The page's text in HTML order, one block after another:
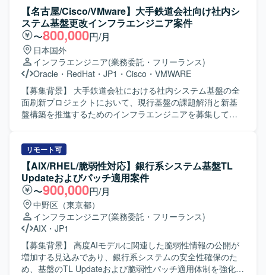
ッショナルを増員募集しております。 【作業内容】 現行の
基幹システム（SAP ECC6.0）および周辺システム群の運用
保守をご担当いただきます。具体的には、IDや権限管理、
パラメータやマスタ設定、組織改編対応などのSAP運用保
守、Tivoliを用いたジョブ管理や異常時のリラン・リカバリ
対応、障害発生時の原因切り分け・分析・恒久および暫定
対策の実施、SAPリモート保守に関する運用サポート、定
期バックアップや容量管理などを行っていただきます。ま
た、SVF、Anytran、HULFT、VBなどの周辺連携ツールの
設定やエラー対応、給与・賞与連携や社外伝送などの連携
ジェクトにおいて、移設計画の立案、設計、展開サポート
などインフラ移行対応も実施していただきます。 【求める
人物像】 基幹システムの安定稼働を意識しながら、インフ
ラとアプリケーションの両面から主体的に課題を発見し、
関係者と協調して改善を推進いただける方を求めておりま
す。運用保守業務における責任感が強く、障害対応や移行
プロジェクトにおいても粘り強くやり切る姿勢をお持ちの
方にマッチします。 【ポジションの魅力】 長期的に運用さ
れている基幹システムの運用保守と、サーバー移設という
大規模なインフラ移行プロジェクトの両方に関わることが
でき、BasisやABAPに加えてインフラ設計・移行のスキル
【名古屋/Cisco/VMware】大手鉄道会社向け社内シ
ステム基盤更改インフラエンジニア案件
〜800,000円/月
日本国外
インフラエンジニア(業務委託・フリーランス)
Oracle ・ RedHat ・ JP1 ・ Cisco ・ VMWARE
【募集背景】 大手鉄道会社における社内システム基盤の全
面刷新プロジェクトにおいて、現行基盤の課題解消と新基
盤構築を推進するためのインフラエンジニアを募集してお
基盤の設計および構築を行います。ファイアウォール、ス
イッチ、ストレージ、NTP、DNS、DHCP、認証基盤、無線
LAN コントローラなどの各種機器・サービスの設定および
検証作業を担当していただきます。また、VMware Cloud
Foundation を中心とした仮想化基盤の設計・構築、Oracle
データベースや HULFT などを用いたデータ連携基盤の設
定、Pacemaker による冗長化構成の設計・保全にも携わっ
ていただきます。加えて、Zabbix や Cacti による統合監視
設計、JP1/AJS3 によるジョブ管理設計、Veeam や HYCU
などを用いたバックアップ・データ保護設計、各種ログ管
理・分析基盤の構築・運用設計も行っていただきます。
リモート可
【AIX/RHEL/脆弱性対応】銀行系システム基盤TL
Updateおよびパッチ適用案件
〜900,000円/月
中野区（東京都）
インフラエンジニア(業務委託・フリーランス)
AIX ・ JP1
【募集背景】 高度AIモデルに関連した脆弱性情報の公開が
増加する見込みであり、銀行系システムの安全性確保のた
め、基盤のTL Updateおよび脆弱性パッチ適用体制を強化す